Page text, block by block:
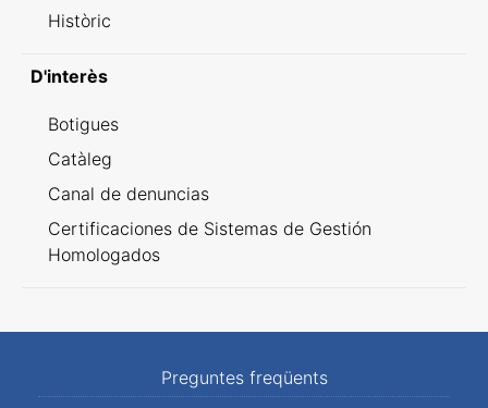
Històric
D'interès
Botigues
Catàleg
Canal de denuncias
Certificaciones de Sistemas de Gestión
Homologados
Preguntes freqüents